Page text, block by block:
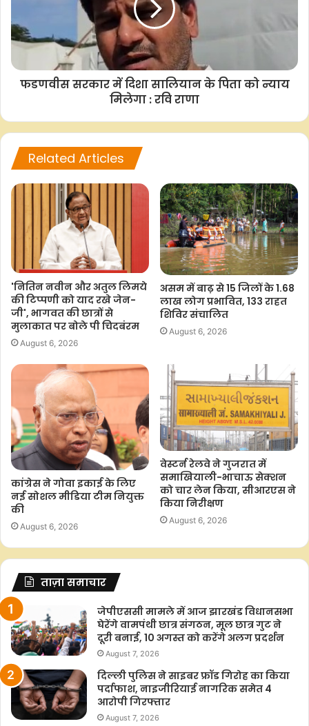
फडणवीस सरकार में दिशा सालियान के पिता को न्याय
मिलेगा : रवि राणा
Related Articles
'नितिन नवीन और अतुल लिमये
की टिप्पणी को याद रखे जेन-
जी', भागवत की छात्रों से
मुलाकात पर बोले पी चिदबंरम
August 6, 2026
असम में बाढ़ से 15 जिलों के 1.68
लाख लोग प्रभावित, 133 राहत
शिविर संचालित
August 6, 2026
कांग्रेस ने गोवा इकाई के लिए
नई सोशल मीडिया टीम नियुक्त
की
August 6, 2026
वेस्टर्न रेलवे ने गुजरात में
समाखियाली-भाचाऊ सेक्शन
को चार लेन किया, सीआरएस ने
किया निरीक्षण
August 6, 2026
ताज़ा समाचार
जेपीएससी मामले में आज झारखंड विधानसभा
घेरेंगे वामपंथी छात्र संगठन, मूल छात्र गुट ने
दूरी बनाई, 10 अगस्त को करेंगे अलग प्रदर्शन
August 7, 2026
दिल्ली पुलिस ने साइबर फ्रॉड गिरोह का किया
पर्दाफाश, नाइजीरियाई नागरिक समेत 4
आरोपी गिरफ्तार
August 7, 2026